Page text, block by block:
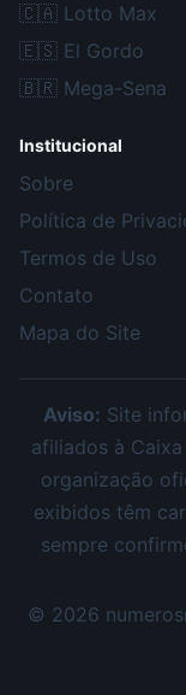
🇨🇦 Lotto Max
🇪🇸 El Gordo
🇧🇷 Mega-Sena
Institucional
Sobre
Política de
Termos de Uso
Contato
Mapa do Site
Aviso: Site
afiliados à
organização
exibidos têm
sempre
© 2026